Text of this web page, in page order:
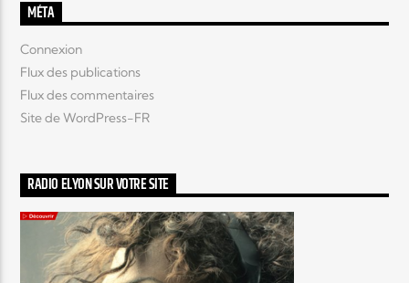
MÉTA
Connexion
Flux des publications
Flux des commentaires
Site de WordPress-FR
RADIO ELYON SUR VOTRE SITE